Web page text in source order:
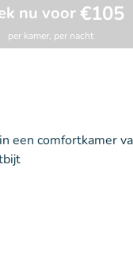
nu voor€105
per kamer, per nacht
een comfortkamer